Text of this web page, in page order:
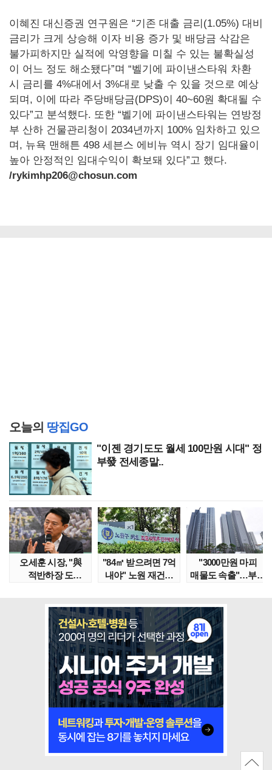
이혜진 대신증권 연구원은 “기존 대출 금리(1.05%) 대비
금리가 크게 상승해 이자 비용 증가 및 배당금 삭감은
불가피하지만 실적에 악영향을 미칠 수 있는 불확실성
이 어느 정도 해소됐다”며 “벨기에 파이낸스타워 차환
시 금리를 4%대에서 3%대로 낮출 수 있을 것으로 예상
되며, 이에 따라 주당배당금(DPS)이 40~60원 확대될 수
있다”고 분석했다. 또한 “벨기에 파이낸스타워는 연방정
부 산하 건물관리청이 2034년까지 100% 임차하고 있으
며, 뉴욕 맨해튼 498 세븐스 에비뉴 역시 장기 임대율이
높아 안정적인 임대수익이 확보돼 있다”고 했다.
/rykimhp206@chosun.com
오늘의 땅집GO
"이젠 경기도도 월세 100만원 시대" 정
부發 전세종말..
오세훈 시장, "與
적반하장 도
"84㎡ 받으려면 7억
내야" 노원 재건축
"3000만원 마피
매물도 속출"…부산